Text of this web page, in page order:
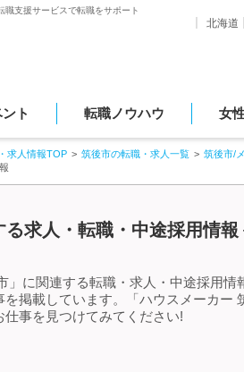
支援サービスで転職をサポート
北海道
ト 転職ノウハウ 女
求人情報TOP 筑後市の転職・求人一覧
筑後市/
求人・転職・中途採用情報
」に関連する転職・求人・中途採用
掲載しています。「ハウスメーカー
事を見つけてみてください!